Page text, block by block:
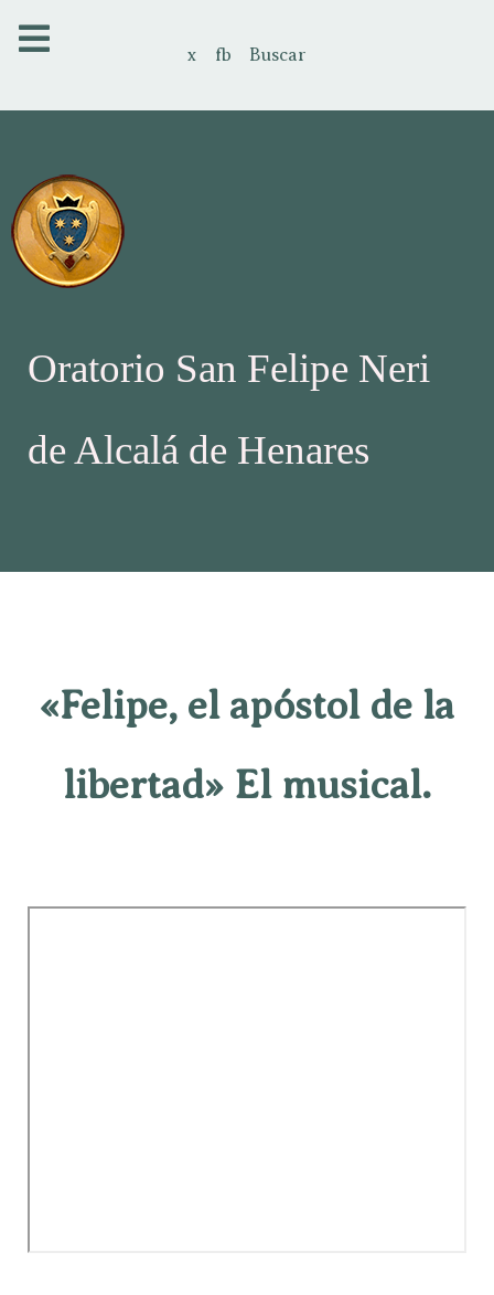
x fb Buscar
Oratorio San Felipe Neri
de Alcalá de Henares
«Felipe, el apóstol de la
libertad» El musical.